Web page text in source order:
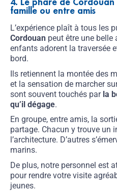
famille ou entre amis
L’expérience plaît à tous les
Cordouan peut être une
enfants adorent la traversée
bord.
Ils retiennent la montée des
et la sensation de marcher
sont souvent touchés par la
qu’il dégage.
En groupe, entre amis, la
partage. Chacun y trouve un
l’architecture. D’autres
marins.
De plus, notre personnel est
pour rendre votre visite
jeunes.